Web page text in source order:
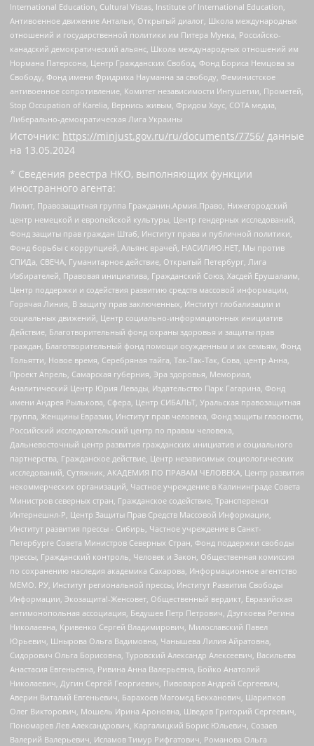
International Education, Cultural Vistas, Institute of International Education,
Антивоенное движение Антальи, Открытый диалог, Школа международных
отношений и государственной политики им Питера Мунка, Российско-
канадский демократический альянс, Школа международных отношений им
Нормана Патерсона, Центр Гражданских Свобод, Фонд Бориса Немцова за
Свободу, Фонд имени Фридриха Науманна за свободу, Феминистское
антивоенное сопротивление, Комитет независимости Ингушетии, Прометей,
Stop Occupation of Karelia, Вернись живым, Фридом Хаус, СОТА медиа,
Либерально-демократическая Лига Украины
Источник: https://minjust.gov.ru/ru/documents/7756/ данные
на 13.05.2024
* Сведения реестра НКО, выполняющих функции
иностранного агента:
Лилит, Правозащитная группа Гражданин.Армия.Право, Нижегородский
центр немецкой и европейской культуры, Центр гендерных исследований,
Фонд защиты прав граждан Штаб, Институт права и публичной политики,
Фонд борьбы с коррупцией, Альянс врачей, НАСИЛИЮ.НЕТ, Мы против
СПИДа, СВЕЧА, Гуманитарное действие, Открытый Петербург, Лига
Избирателей, Правовая инициатива, Гражданский Союз, Хасдей Ерушалаим,
Центр поддержки и содействия развитию средств массовой информации,
Горячая Линия, В защиту прав заключенных, Институт глобализации и
социальных движений, Центр социально-информационных инициатив
Действие, Благотворительный фонд охраны здоровья и защиты прав
граждан, Благотворительный фонд помощи осужденным и их семьям, Фонд
Тольятти, Новое время, Серебряная тайга, Так-Так-Так, Сова, центр Анна,
Проект Апрель, Самарская губерния, Эра здоровья, Мемориал,
Аналитический Центр Юрия Левады, Издательство Парк Гагарина, Фонд
имени Андрея Рылькова, Сфера, Центр СИБАЛЬТ, Уральская правозащитная
группа, Женщины Евразии, Институт прав человека, Фонд защиты гласности,
Российский исследовательский центр по правам человека,
Дальневосточный центр развития гражданских инициатив и социального
партнерства, Гражданское действие, Центр независимых социологических
исследований, Сутяжник, АКАДЕМИЯ ПО ПРАВАМ ЧЕЛОВЕКА, Центр развития
некоммерческих организаций, Частное учреждение в Калининграде Совета
Министров северных стран, Гражданское содействие, Трансперенси
Интернешнл-Р, Центр Защиты Прав Средств Массовой Информации,
Институт развития прессы - Сибирь, Частное учреждение в Санкт-
Петербурге Совета Министров Северных Стран, Фонд поддержки свободы
прессы, Гражданский контроль, Человек и Закон, Общественная комиссия
по сохранению наследия академика Сахарова, Информационное агентство
МЕМО. РУ, Институт региональной прессы, Институт Развития Свободы
Информации, Экозащита!-Женсовет, Общественный вердикт, Евразийская
антимонопольная ассоциация, Бедушев Петр Петрович, Дзугкоева Регина
Николаевна, Кривенко Сергей Владимирович, Милославский Павел
Юрьевич, Шнырова Ольга Вадимовна, Чанышева Лилия Айратовна,
Сидорович Ольга Борисовна, Туровский Александр Алексеевич, Васильева
Анастасия Евгеньевна, Ривина Анна Валерьевна, Бойко Анатолий
Николаевич, Дугин Сергей Георгиевич, Пивоваров Андрей Сергеевич,
Аверин Виталий Евгеньевич, Барахоев Магомед Бекханович, Шарипков
Олег Викторович, Мошель Ирина Ароновна, Шведов Григорий Сергеевич,
Пономарев Лев Александрович, Каргалицкий Борис Юльевич, Созаев
Валерий Валерьевич, Исламов Тимур Рифгатович, Романова Ольга